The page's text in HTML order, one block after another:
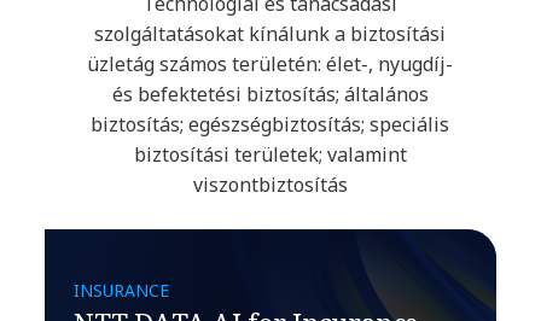
szolgáltatásokat kínálunk a biztosítási
üzletág számos területén: élet-, nyugdíj-
és befektetési biztosítás; általános
biztosítás; egészségbiztosítás; speciális
biztosítási területek; valamint
viszontbiztosítás
INSURANCE